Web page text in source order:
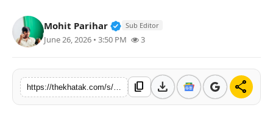
बॉलीवुड
खेल
लाइफस्टाइल
Mohit Parihar Verified Public Figure • 11 Jun,
Sub Editor
June 26, 2026 • 3:50 PM 3
content_copy download share